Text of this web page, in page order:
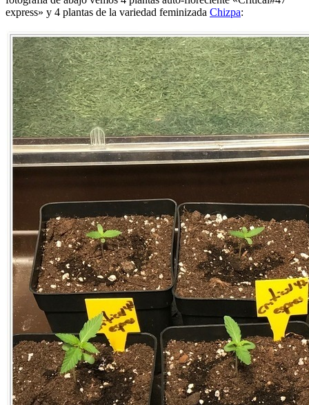
express» y 4 plantas de la variedad feminizada Chizpa: